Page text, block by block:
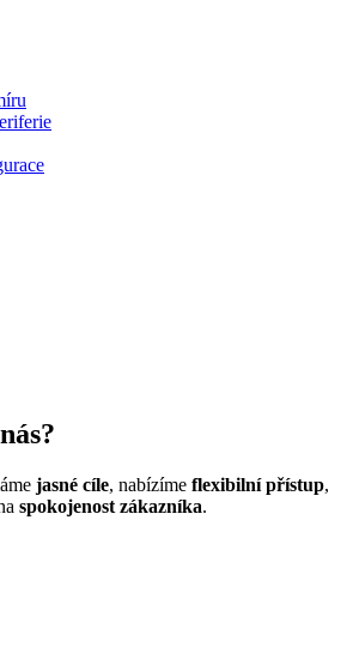
jasné cíle, nabízíme flexibilní přístup,
spokojenost zákazníka.